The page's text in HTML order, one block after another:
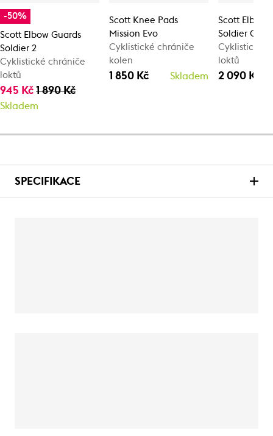
-50%
Scott Elbow Guards
Soldier 2
Cyklistické chrániče
loktů
945 Kč 1 890 Kč
Skladem
Scott Knee Pads
Mission Evo
Cyklistické chrániče
kolen
1 850 Kč Skladem
Scott Elbow
Soldier
Cyklistické
loktů
2 090 Kč
SPECIFIKACE